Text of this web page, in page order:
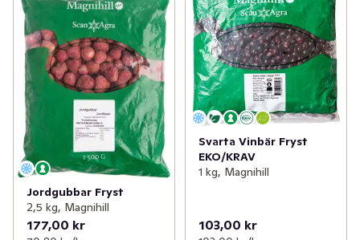
Jordgubbar Fryst
2,5 kg, Magnihill
177,00 kr
Svarta Vinbär Fryst
EKO/KRAV
1 kg, Magnihill
103,00 kr